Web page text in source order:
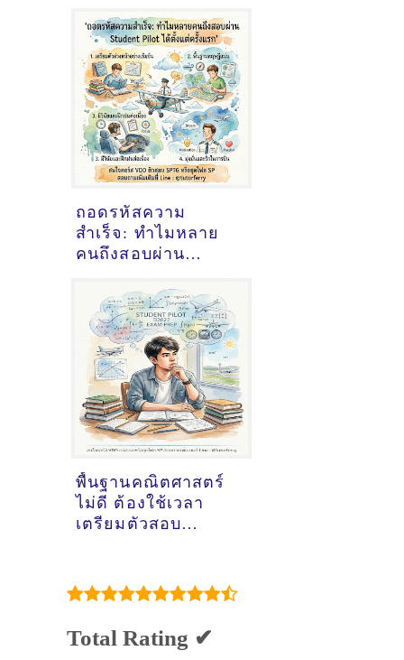
ถอดรหัสความ
สำเร็จ: ทำไมหลาย
คนถึงสอบผ่าน
ตั้งแต่ครั้งแรก และ
เคล็ดลับการเตรียม
ตัว
พื้นฐานคณิตศาสตร์
ไม่ดี ต้องใช้เวลา
เตรียมตัวสอบ
Total Rating ✔